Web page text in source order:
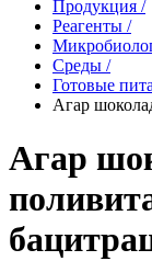
Продукция /
Реагенты /
Среды /
Готовые
Агар
Агар